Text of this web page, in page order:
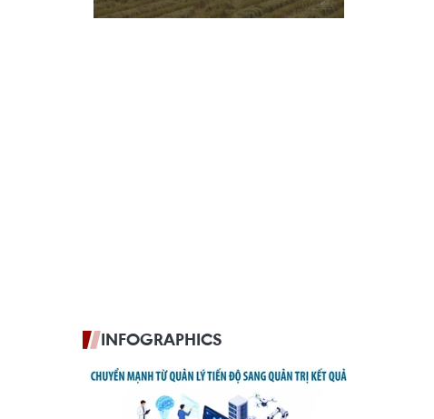
INFOGRAPHICS